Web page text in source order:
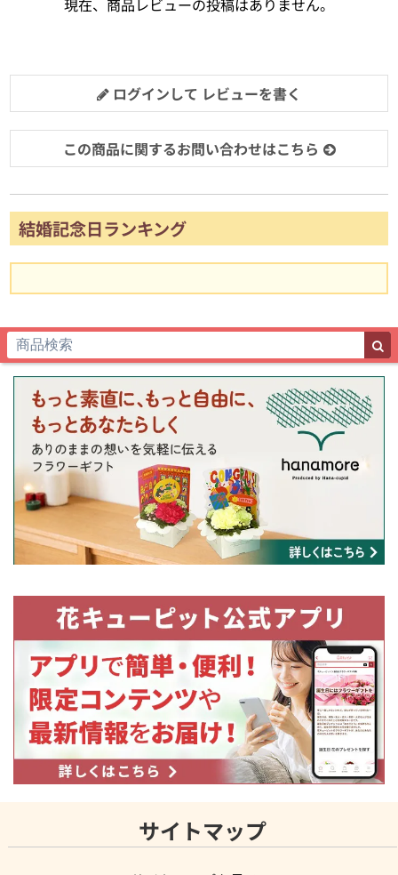
ログインして レビューを書く
この商品に関するお問い合わせはこちら
結婚記念日ランキング
サイトマップ